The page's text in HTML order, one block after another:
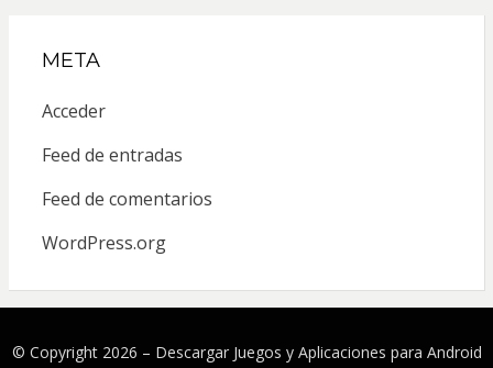
META
Acceder
Feed de entradas
Feed de comentarios
WordPress.org
© Copyright 2026 – Descargar Juegos y Aplicaciones para Android